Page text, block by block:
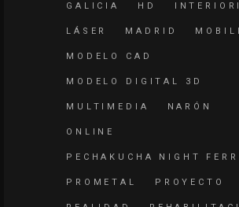
GALICIA HD
LÁSER MADRID
MODELO CAD
MODELO DIGITAL 3D
MULTIMEDIA NARÓN
ONLINE
PECHAKUCHA NIGHT
PROMETAL PROYECTO